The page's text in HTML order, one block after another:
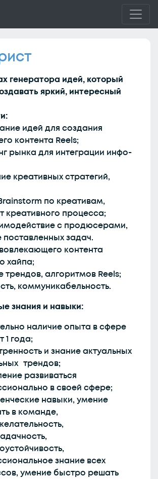
генератора идей, который
яркий, интересный
идей для создания
контента Reels;
рынка для интеграции инфо-
креативных стратегий,
по креативам,
креативного процесса;
с продюсерами,
задач.
контента
хайпа;
алгоритмов Reels;
коммуникабельность.
знания и навыки:
наличие опыта в сфере
1 года;
и знание актуальных
трендов;
развиваться
в своей сфере;
навыки, умение
в команде,
знание всех
умение быстро решать